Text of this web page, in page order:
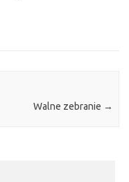
Walne zebranie →